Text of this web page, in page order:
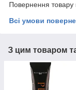
Повернення товару
Всі умови
З цим товаром